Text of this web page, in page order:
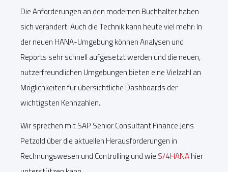
Die Anforderungen an den modernen Buchhalter haben
sich verändert. Auch die Technik kann heute viel mehr: In
der neuen HANA-Umgebung können Analysen und
Reports sehr schnell aufgesetzt werden und die neuen,
nutzerfreundlichen Umgebungen bieten eine Vielzahl an
Möglichkeiten für übersichtliche Dashboards der
wichtigsten Kennzahlen.
Wir sprechen mit SAP Senior Consultant Finance Jens
Petzold über die aktuellen Herausforderungen in
Rechnungswesen und Controlling und wie S/4HANAhier